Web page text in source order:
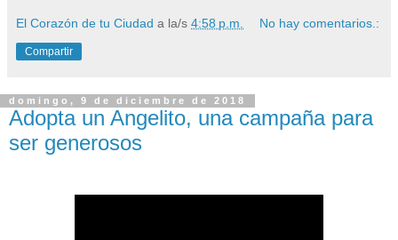
El Corazón de tu Ciudad a la/s 4:58 p.m. No hay comentarios.:
Compartir
domingo, 9 de diciembre de 2018
Adopta un Angelito, una campaña para
ser generosos